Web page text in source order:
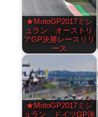
★MotoGP2017ミシ
ュラン オーストリ
アGP決勝レースリリ
ース
★MotoGP2017ミシ
ュラン ドイツGP決